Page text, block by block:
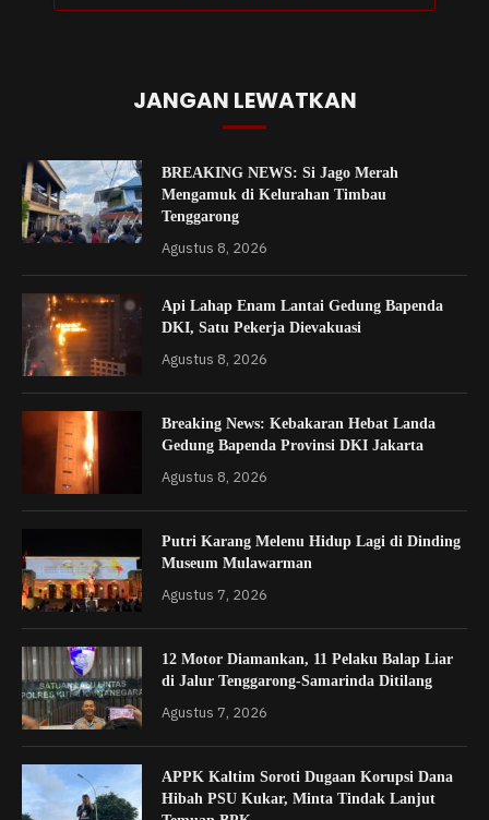
JANGAN LEWATKAN
BREAKING NEWS: Si Jago Merah
Mengamuk di Kelurahan Timbau
Tenggarong
Agustus 8, 2026
Api Lahap Enam Lantai Gedung Bapenda
DKI, Satu Pekerja Dievakuasi
Agustus 8, 2026
Breaking News: Kebakaran Hebat Landa
Gedung Bapenda Provinsi DKI Jakarta
Agustus 8, 2026
Putri Karang Melenu Hidup Lagi di Dinding
Museum Mulawarman
Agustus 7, 2026
12 Motor Diamankan, 11 Pelaku Balap Liar
di Jalur Tenggarong-Samarinda Ditilang
Agustus 7, 2026
APPK Kaltim Soroti Dugaan Korupsi Dana
Hibah PSU Kukar, Minta Tindak Lanjut